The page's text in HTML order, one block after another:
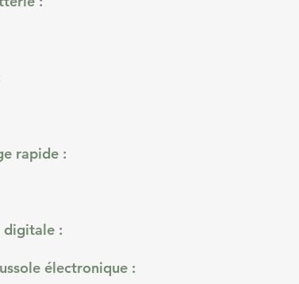
rapide :
digitale :
électronique :